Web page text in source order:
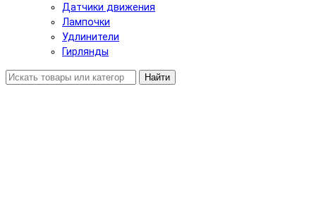
Датчики движения
Лампочки
Удлинители
Гирлянды
Найти